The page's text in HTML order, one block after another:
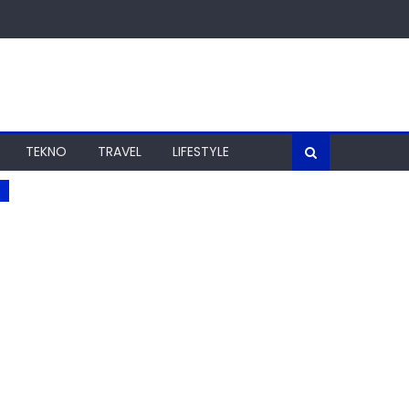
TEKNO TRAVEL LIFESTYLE